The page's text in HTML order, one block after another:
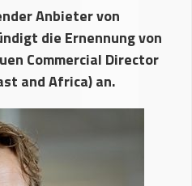
Anbieter von
die Ernennung von
Commercial Director
and Africa) an.